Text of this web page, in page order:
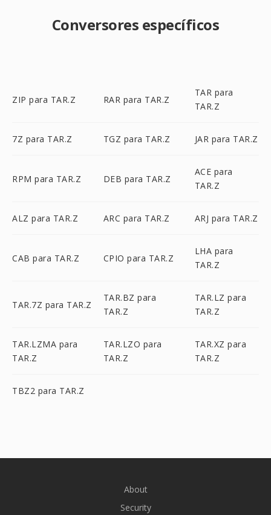
Conversores específicos
ZIP para TAR.Z RAR para TAR.Z
TAR para
TAR.Z
7Z para TAR.Z TGZ para TAR.Z JAR para TAR.Z
RPM para TAR.Z DEB para TAR.Z
ACE para
TAR.Z
ALZ para TAR.Z ARC para TAR.Z ARJ para TAR.Z
CAB para TAR.Z CPIO para TAR.Z
LHA para
TAR.Z
TAR.7Z para TAR.Z
TAR.BZ para
TAR.Z
TAR.LZ para
TAR.Z
TAR.LZMA para
TAR.Z
TAR.LZO para
TAR.Z
TAR.XZ para
TAR.Z
TBZ2 para TAR.Z
About
Security